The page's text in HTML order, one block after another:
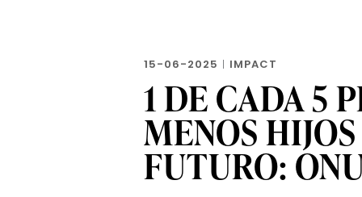
15-06-2025 | IMPACT
1 DE CADA 5
MENOS
FUTURO: